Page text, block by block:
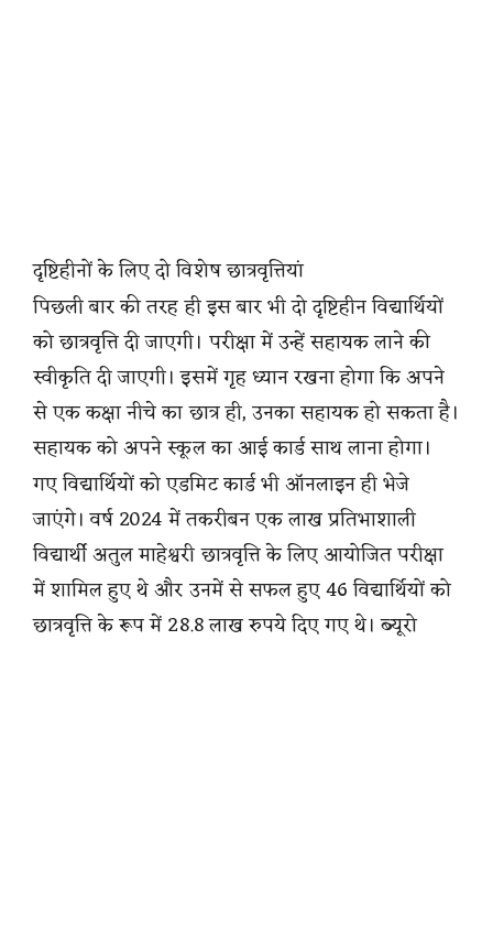
दृष्टिहीनों के लिए दो विशेष छात्रवृत्तियां
पिछली बार की तरह ही इस बार भी दो दृष्टिहीन विद्यार्थियों
को छात्रवृत्ति दी जाएगी। परीक्षा में उन्हें सहायक लाने की
स्वीकृति दी जाएगी। इसमें गृह ध्यान रखना होगा कि अपने
से एक कक्षा नीचे का छात्र ही, उनका सहायक हो सकता है।
सहायक को अपने स्कूल का आई कार्ड साथ लाना होगा।
गए विद्यार्थियों को एडमिट कार्ड भी ऑनलाइन ही भेजे
जाएंगे। वर्ष 2024 में तकरीबन एक लाख प्रतिभाशाली
विद्यार्थी अतुल माहेश्वरी छात्रवृत्ति के लिए आयोजित परीक्षा
में शामिल हुए थे और उनमें से सफल हुए 46 विद्यार्थियों को
छात्रवृत्ति के रूप में 28.8 लाख रुपये दिए गए थे। ब्यूरो